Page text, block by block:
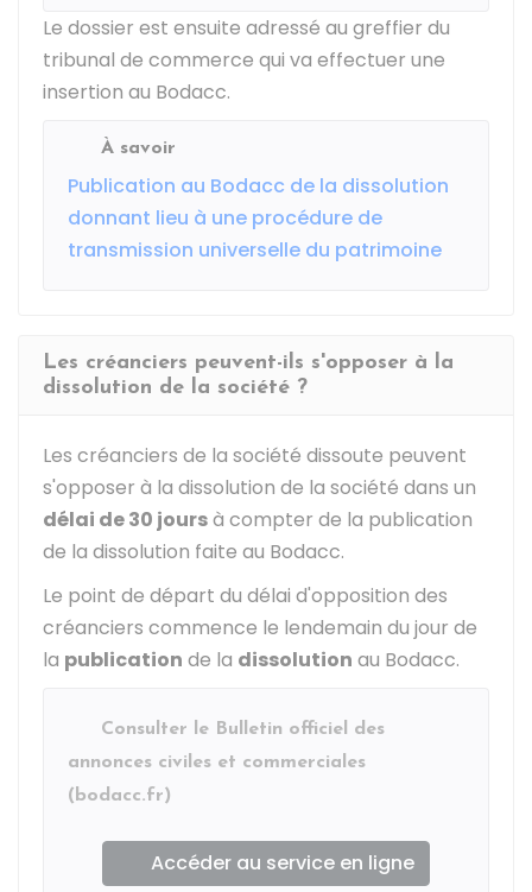
Le dossier est ensuite adressé au greffier du
tribunal de commerce qui va effectuer une
insertion au Bodacc.
À savoir
Publication au Bodacc de la dissolution
donnant lieu à une procédure de
transmission universelle du patrimoine
Les créanciers peuvent-ils s'opposer à la
dissolution de la société ?
Les créanciers de la société dissoute peuvent
s'opposer à la dissolution de la société dans un
délai de 30 joursà compter de la publication
de la dissolution faite au Bodacc.
Le point de départ du délai d'opposition des
créanciers commence le lendemain du jour de
la publication de la dissolution au Bodacc.
Consulter le Bulletin officiel des
annonces civiles et commerciales
(bodacc.fr)
Accéder au service en ligne